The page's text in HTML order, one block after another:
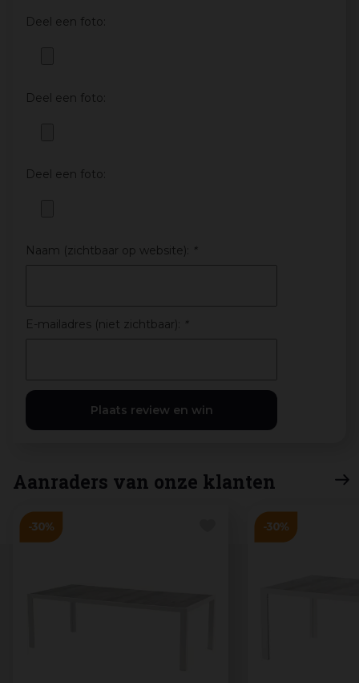
Deel een foto:
Deel een foto:
Deel een foto:
Naam (zichtbaar op website): *
E-mailadres (niet zichtbaar): *
Aanraders van onze klanten